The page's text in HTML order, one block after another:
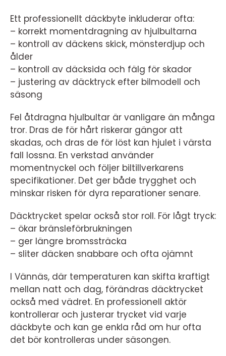
Ett professionellt däckbyte inkluderar ofta:
– korrekt momentdragning av hjulbultarna
– kontroll av däckens skick, mönsterdjup och
ålder
– kontroll av däcksida och fälg för skador
– justering av däcktryck efter bilmodell och
säsong
Fel åtdragna hjulbultar är vanligare än många
tror. Dras de för hårt riskerar gängor att
skadas, och dras de för löst kan hjulet i värsta
fall lossna. En verkstad använder
momentnyckel och följer biltillverkarens
specifikationer. Det ger både trygghet och
minskar risken för dyra reparationer senare.
Däcktrycket spelar också stor roll. För lågt tryck:
– ökar bränsleförbrukningen
– ger längre bromssträcka
– sliter däcken snabbare och ofta ojämnt
I Vännäs, där temperaturen kan skifta kraftigt
mellan natt och dag, förändras däcktrycket
också med vädret. En professionell aktör
kontrollerar och justerar trycket vid varje
däckbyte och kan ge enkla råd om hur ofta
det bör kontrolleras under säsongen.